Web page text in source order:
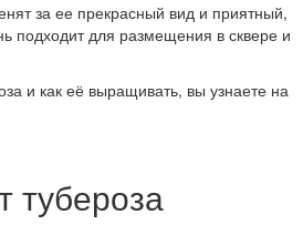
за ее прекрасный вид и приятный,
подходит для размещения в сквере и
и как её выращивать, вы узнаете на
тубероза